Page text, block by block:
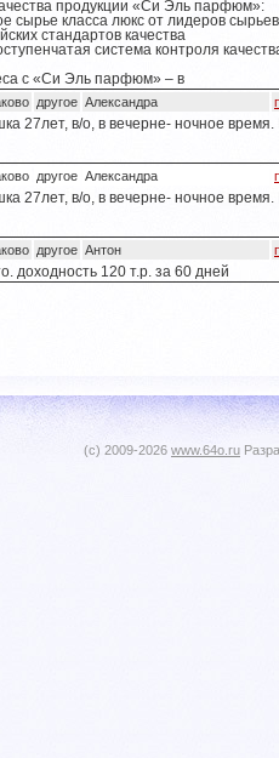
продукции «Си Эль парфюм»:
сырье класса люкс от лидеров
стандартов качества
система контроля
с «Си Эль парфюм» – в
другое Александра
27лет, в/о, в вечерне- ночное
другое Александра
27лет, в/о, в вечерне- ночное
другое Антон
доходность 120 т.р. за 60 дней
(c) 2009-2026 www.64o.ru